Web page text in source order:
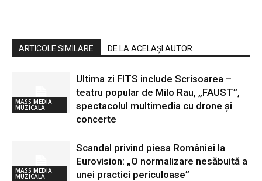
ARTICOLE SIMILARE DE LA ACELAȘI AUTOR
MASS MEDIA
MUZICALA
Ultima zi FITS include Scrisoarea –
teatru popular de Milo Rau, „FAUST”,
spectacolul multimedia cu drone și
concerte
MASS MEDIA
MUZICALA
Scandal privind piesa României la
Eurovision: „O normalizare nesăbuită a
unei practici periculoase”